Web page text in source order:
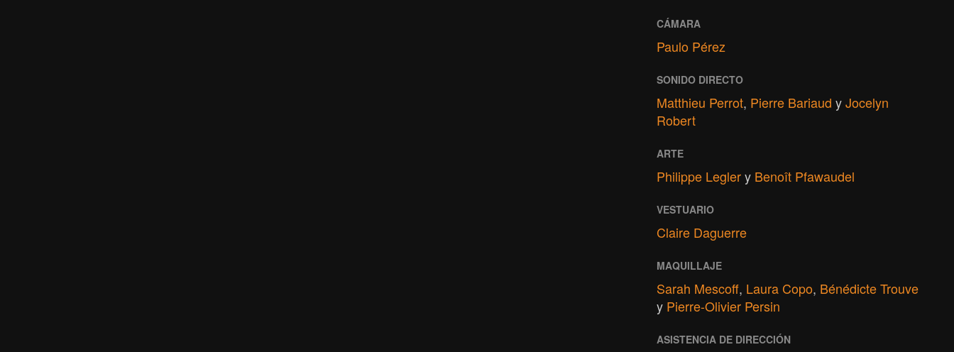
CÁMARA
Paulo Pérez
SONIDO DIRECTO
Matthieu Perrot, Pierre Bariaud yJocelyn
Robert
ARTE
Philippe Leglery Benoît Pfawaudel
VESTUARIO
Claire Daguerre
MAQUILLAJE
Sarah Mescoff, Laura Copo, Bénédicte Trouve
y Pierre-Olivier Persin
ASISTENCIA DE DIRECCIÓN